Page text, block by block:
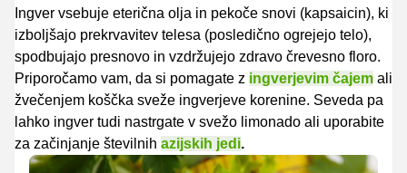
Ingver vsebuje eterična olja in pekoče snovi (kapsaicin), ki
izboljšajo prekrvavitev telesa (posledično ogrejejo telo),
spodbujajo presnovo in vzdržujejo zdravo črevesno floro.
Priporočamo vam, da si pomagate z ingverjevim čajem ali
žvečenjem koščka sveže ingverjeve korenine. Seveda pa
lahko ingver tudi nastrgate v svežo limonado ali uporabite
za začinjanje številnih azijskih jedi.